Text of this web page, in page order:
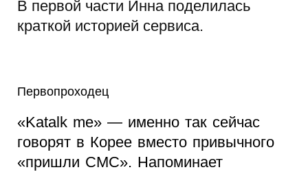
В первой части Инна поделилась
краткой историей сервиса.
Первопроходец
«Katalk me» — именно так сейчас
говорят в Корее вместо привычного
«пришли СМС». Напоминает